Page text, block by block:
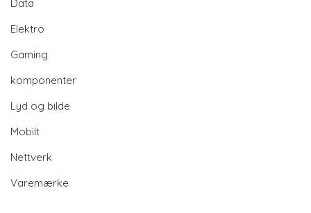
Data
Elektro
Gaming
komponenter
Lyd og bilde
Mobilt
Nettverk
Varemærke